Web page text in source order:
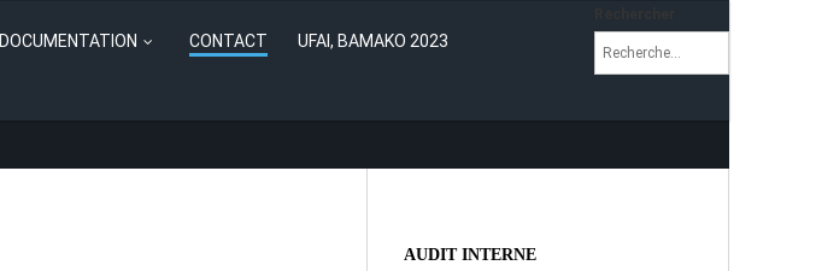
DOCUMENTATION CONTACT UFAI, BAMAKO 2023
AUDIT INTERNE